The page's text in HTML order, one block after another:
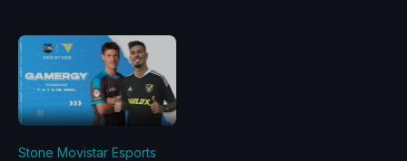
Stone Movistar Esports